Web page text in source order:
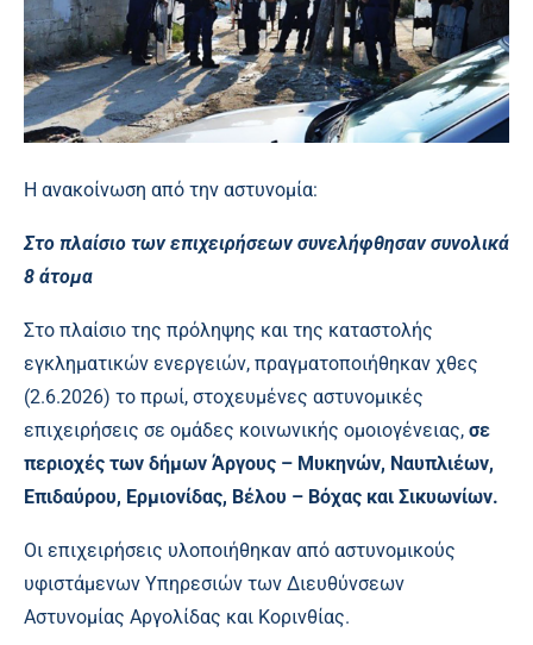
Η ανακοίνωση από την αστυνομία:
Στο πλαίσιο των επιχειρήσεων συνελήφθησαν συνολικά
8 άτομα
Στο πλαίσιο της πρόληψης και της καταστολής
εγκληματικών ενεργειών, πραγματοποιήθηκαν χθες
(2.6.2026) το πρωί, στοχευμένες αστυνομικές
επιχειρήσεις σε ομάδες κοινωνικής ομοιογένειας, σε
περιοχές των δήμων Άργους – Μυκηνών, Ναυπλιέων,
Επιδαύρου, Ερμιονίδας, Βέλου – Βόχας και Σικυωνίων.
Οι επιχειρήσεις υλοποιήθηκαν από αστυνομικούς
υφιστάμενων Υπηρεσιών των Διευθύνσεων
Αστυνομίας Αργολίδας και Κορινθίας.